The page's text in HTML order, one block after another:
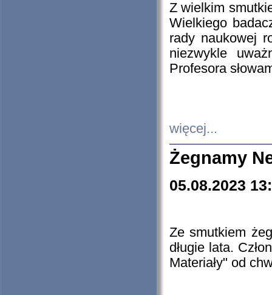
Z wielkim
Wielkiego
rady naukowej
niezwykle
Profesora
więcej...
Żegnamy
05.08.2023
Ze smutkiem
długie lata.
Materiały" od